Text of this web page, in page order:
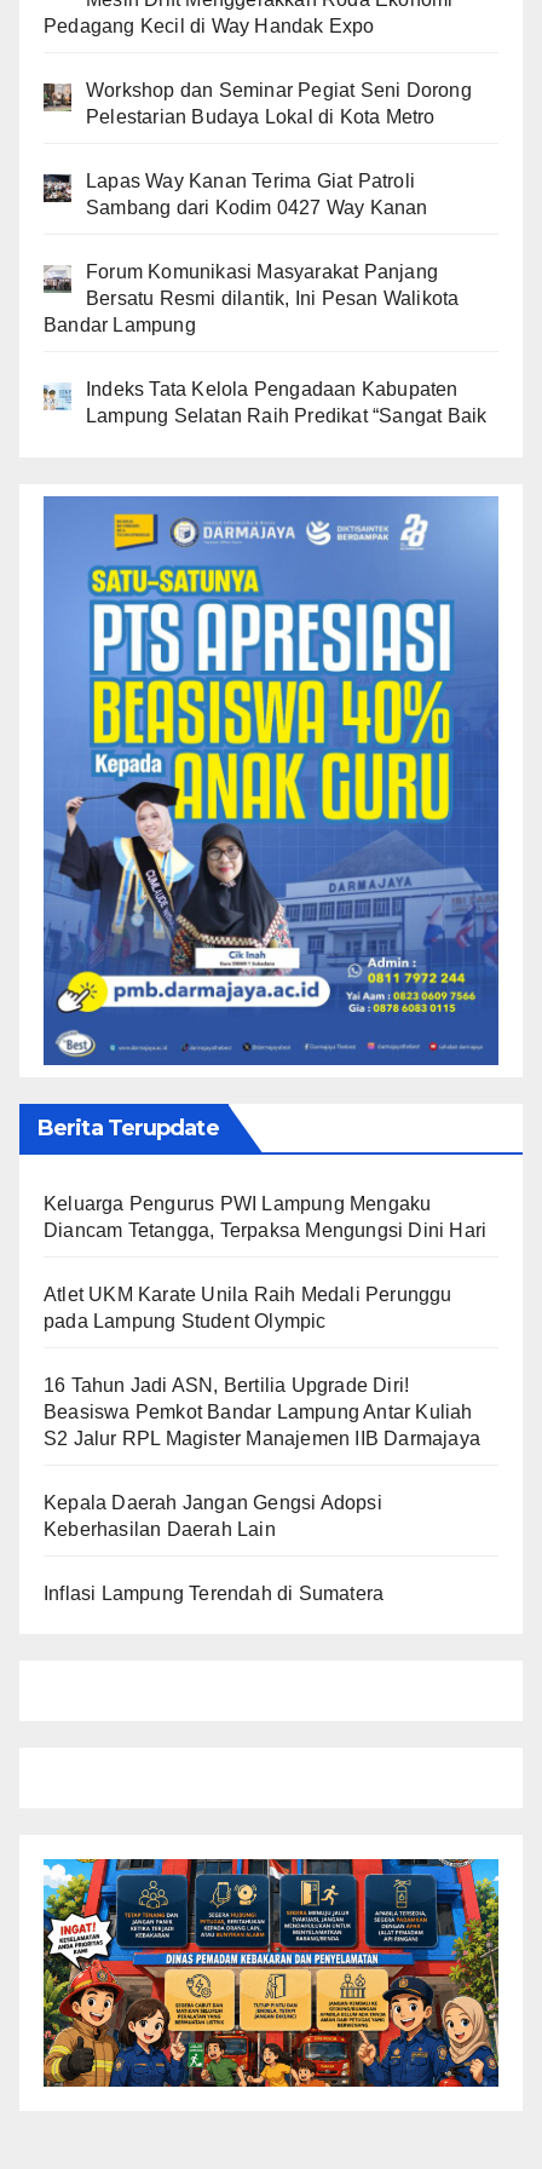
Pedagang Kecil di Way Handak Expo
Workshop dan Seminar Pegiat Seni Dorong
Pelestarian Budaya Lokal di Kota Metro
Lapas Way Kanan Terima Giat Patroli
Sambang dari Kodim 0427 Way Kanan
Forum Komunikasi Masyarakat Panjang
Bersatu Resmi dilantik, Ini Pesan Walikota
Bandar Lampung
Indeks Tata Kelola Pengadaan Kabupaten
Lampung Selatan Raih Predikat “Sangat Baik
Berita Terupdate
Keluarga Pengurus PWI Lampung Mengaku
Diancam Tetangga, Terpaksa Mengungsi Dini Hari
Atlet UKM Karate Unila Raih Medali Perunggu
pada Lampung Student Olympic
16 Tahun Jadi ASN, Bertilia Upgrade Diri!
Beasiswa Pemkot Bandar Lampung Antar Kuliah
S2 Jalur RPL Magister Manajemen IIB Darmajaya
Kepala Daerah Jangan Gengsi Adopsi
Keberhasilan Daerah Lain
Inflasi Lampung Terendah di Sumatera